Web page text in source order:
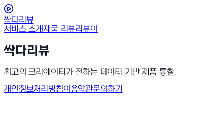
싹다리뷰
서비스 소개제품 리뷰리뷰어
싹다리뷰
최고의 크리에이터가 전하는 데이터 기반 제품 통찰.
개인정보처리방침이용약관문의하기